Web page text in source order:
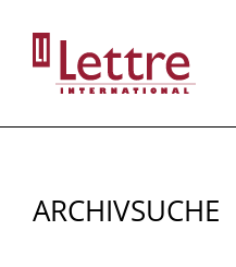
Inhalt
ARCHIVSUCHE